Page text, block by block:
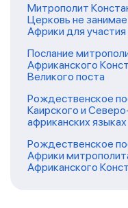
Митрополит
Церковь не
Африки для
Послание
Африканского
Великого поста
Рождественское
Каирского и
африканских языках
Рождественское
Африки
Африканского